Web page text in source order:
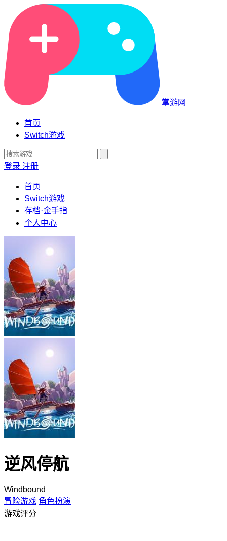
掌游网
首页
Switch游戏
登录 注册
首页
Switch游戏
存档·金手指
个人中心
逆风停航
Windbound
冒险游戏 角色扮演
游戏评分